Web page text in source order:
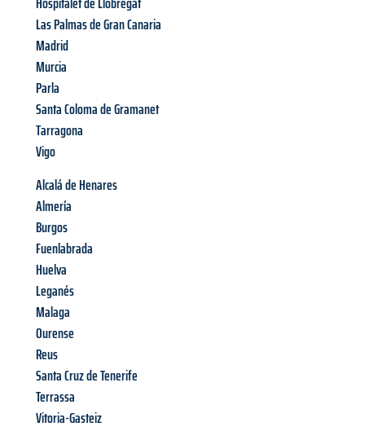
Las Palmas de Gran Canaria
Madrid
Murcia
Parla
Santa Coloma de Gramanet
Tarragona
Vigo
Alcalá de Henares
Almería
Burgos
Fuenlabrada
Huelva
Leganés
Malaga
Ourense
Reus
Santa Cruz de Tenerife
Terrassa
Vitoria-Gasteiz